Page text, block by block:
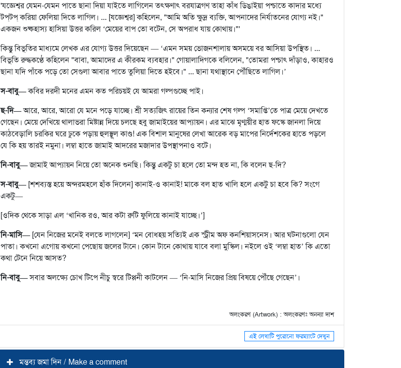
'যজ্ঞেশ্বর যেমন-যেমন পাতে ছানা দিয়া যাইতে লাগিলেন তৎক্ষণাৎ বরযাত্রগণ তাহা কাঁধ ডিঙাইয়া পশ্চাতে কাদার মধ্যে
টপ্‌টপ্‌ করিয়া ফেলিয়া দিতে লাগিল। ... [যজ্ঞেশ্বর] কহিলেন, "আমি অতি ক্ষুদ্র ব্যক্তি, আপনাদের নির্যাতনের যোগ্য নই।"
একজন শুষ্কহাস্য হাসিয়া উত্তর করিল ‘মেয়ের বাপ তো বটেন, সে অপরাধ যায় কোথায়।"'
কিন্তু বিভূতির মাধ্যমে লেখক এর যোগ্য উত্তর দিয়েছেন — ‘এমন সময় ভোজনশালায় অসময়ে বর আসিয়া উপস্থিত। ...
বিভূতি রুদ্ধকণ্ঠে কহিলেন "বাবা, আমাদের এ কীরকম ব্যবহার।" গোয়ালাদিগকে বলিলেন, "তোমরা পশ্চাৎ দাঁড়াও, কাহারও
ছানা যদি পাঁকে পড়ে তো সেগুলা আবার পাতে তুলিয়া দিতে হইবে।" ... ছানা যথাস্থানে পৌঁছিতে লাগিল।’
স-বাবু—কবির দরদী মনের এমন কত পরিচয়ই যে আমরা গল্পগুচ্ছে পাই।
ছ-দি—আরে, আরে, আরো যে মনে পড়ে যাচ্ছে। শ্রী সত্যজিৎ রায়ের তিন কন্যার শেষ গল্প ‘সমাপ্তি’তে পাত্র মেয়ে দেখতে
গেছেন। মেয়ে দেখিয়ে থালাভরা মিষ্টান্ন দিয়ে চলছে হবু জামাইয়ের আপ্যায়ন। এর মাঝে মৃণ্ময়ীর হাত ফস্কে জানলা দিয়ে
কাঠবেড়ালি চরকির ঘরে ঢুকে পড়ায় হুলস্থূল কাণ্ড! এক বিশাল মানুষের লেখা আরেক বড় মাপের নির্দেশকের হাতে পড়লে
যে কি হয় তারই নমুনা। লম্বা হাতে জামাই আদরের মজাদার উপস্থাপনাও বটে।
নি-বাবু—জামাই আপ্যায়ন নিয়ে তো অনেক শুনছি। কিন্তু একটু চা হলে তো মন্দ হত না, কি বলেন ছ-দি?
স-বাবু—[শশব্যস্ত হয়ে অন্দরমহলে হাঁক দিলেন] কানাই-ও কানাই! মাকে বল হাত খালি হলে একটু চা হবে কি? সংগে
একটু—
[ওদিক থেকে সাড়া এল ‘খানিক রও, আর কটা রুটি ফুলিয়ে কানাই যাচ্ছে।’]
নি-মাসি—[যেন নিজের মনেই বলতে লাগলেন] ‘মন বোধহয় সত্যিই এক স্ট্রীম অফ কনশিয়াসনেস। আর ঘটনাগুলো যেন
পাতা। কখনো এগোয় কখনো পেছোয় জলের টানে। কোন টানে কোথায় যাবে বলা মুস্কিল। নইলে ওই ‘লম্বা হাত’ কি এতো
কথা টেনে নিয়ে আসত?
নি-বাবু—সবার অলক্ষ্যে চোখ টিপে নীচু স্বরে টিপ্পনী কাটলেন — ‘নি-মাসি নিজের প্রিয় বিষয়ে পৌঁছে গেছেন’।
অলংকরণ (Artwork) : অলংকরণঃ অনন্যা দাশ
এই লেখাটি পুরোনো ফরম্যাটে দেখুন
মন্তব্য জমা দিন / Make a comment